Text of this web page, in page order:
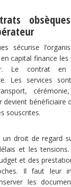
sécurise
capital finance
Le contrat en
Les services
devient bénéficiaire
souscrites.
un droit de regard
et les
et des
Il faut leur
les